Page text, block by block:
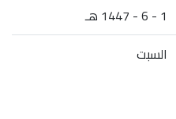
1 - 6 - 1447 هـ
السبت